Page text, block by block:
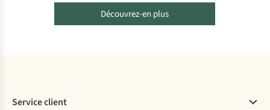
Découvrez-en plus
Service client